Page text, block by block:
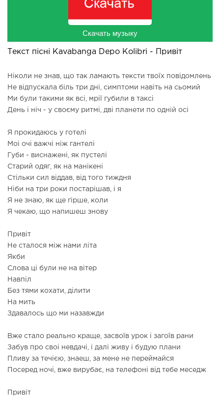
Скачать музыку
Текст пісні Kavabanga Depo Kolibri - Привіт
Ніколи не знав, що так ламають тексти твоїх повідомлень
Не відпускала біль три дні, симптоми навіть на сьомий
Ми були такими як всі, мрії губили в таксі
День і ніч - у своєму ритмі, дві планети по одній осі
Я прокидаюсь у готелі
Моі очі важчі ніж гантелі
Губи - виснажені, як пустелі
Старий одяг, як на манікені
Стільки сил віддав, від того тиждня
Ніби на три роки постарішав, і я
Я не знаю, як ще гірше, коли
Я чекаю, що напишеш знову
Привіт
Не сталося між нами літа
Якби
Слова ці були не на вітер
Навпіл
Без тями кохати, ділити
На мить
Здавалось що ми назавжди
Вже стало реально краще, засвоїв урок і загоїв рани
Забув про своі невдачі, і далі живу і будую плани
Пливу за течією, знаеш, за мене не переймайся
Посеред ночі, вже вирубає, на телефоні від тебе меседж
Привіт